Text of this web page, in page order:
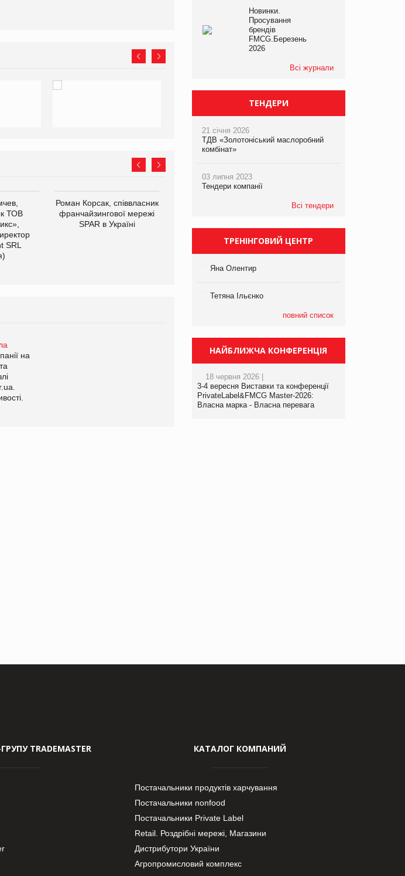
ТОВ
SRL
Роман Корсак, співвласник
франчайзингової мережі
SPAR в Україні
Яна Сараніна, директор
на
Брагина Людмила
Просування компанії на
порталі оптової та
роздрібної торгівлі
www.trademaster.ua.
правила. Особливості.
Новинки.
Просування
брендів
FMCG.Березень
2026
Всі журнали
ТЕНДЕРИ
21 січня 2026
ТДВ «Золотоніський маслоробний
комбінат»
03 липня 2023
Тендери компанії
Всі тендери
ТРЕНІНГОВИЙ ЦЕНТР
Яна Олентир
Тетяна Ільєнко
повний список
НАЙБЛИЖЧА КОНФЕРЕНЦІЯ
18 червня 2026 |
3-4 вересня Виставки та конференції
PrivateLabel&FMCG Master-2026:
Власна марка - Власна перевага
TRADEMASTER КАТАЛОГ КОМПАНИЙ
Постачальники продуктів харчування
Постачальники nonfood
Постачальники Private Label
Retail. Роздрібні мережі, Магазини
Дистрибутори України
Агропромисловий комплекс